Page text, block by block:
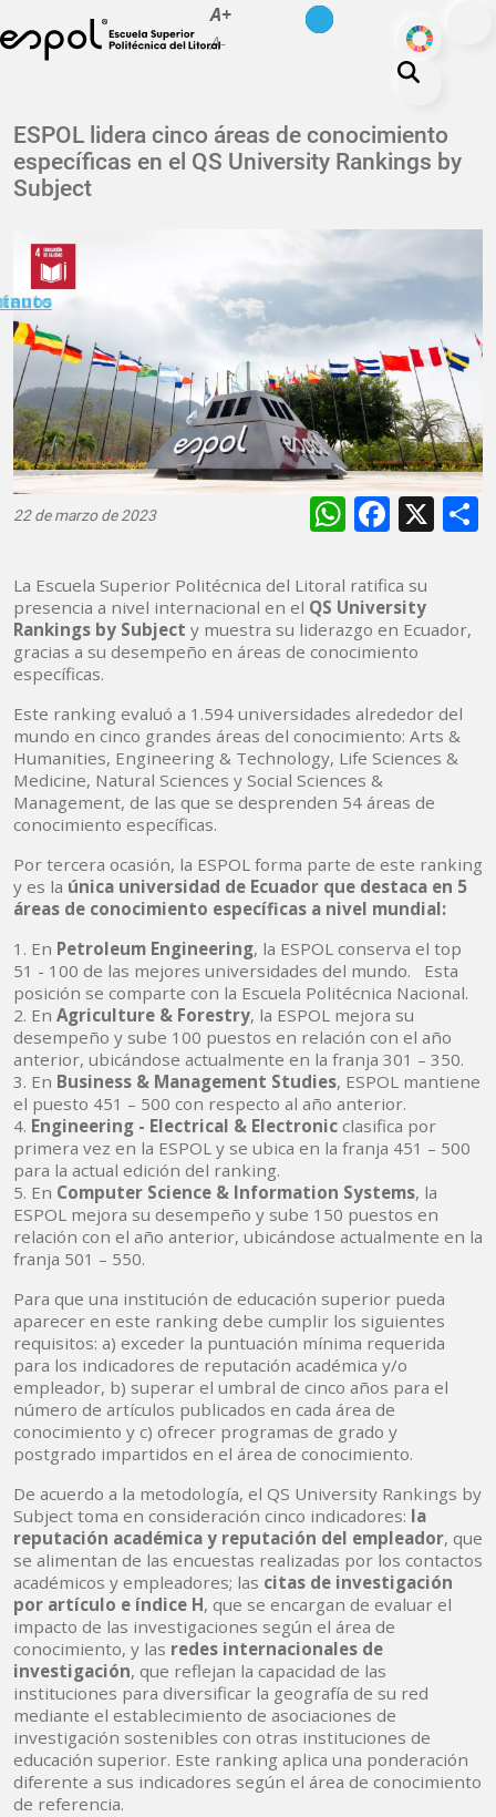
Pasar al contenido principal
A+
A-
ODS
La ESPOL
Educación
Vida politécnica
Investigación
Nuestra Huella
Transparencia
ESPOL lidera cinco áreas de conocimiento
específicas en el QS University Rankings by
Subject
22 de marzo de 2023 X
La Escuela Superior Politécnica del Litoral ratifica su
presencia a nivel internacional en el QS University
Rankings by Subject y muestra su liderazgo en Ecuador,
gracias a su desempeño en áreas de conocimiento
específicas.
Este ranking evaluó a 1.594 universidades alrededor del
mundo en cinco grandes áreas del conocimiento: Arts &
Humanities, Engineering & Technology, Life Sciences &
Medicine, Natural Sciences y Social Sciences &
Management, de las que se desprenden 54 áreas de
conocimiento específicas.
Por tercera ocasión, la ESPOL forma parte de este ranking
y es la única universidad de Ecuador que destaca en 5
áreas de conocimiento específicas a nivel mundial:
1. En Petroleum Engineering, la ESPOL conserva el top
51 - 100 de las mejores universidades del mundo. Esta
posición se comparte con la Escuela Politécnica Nacional.
2. En Agriculture & Forestry, la ESPOL mejora su
desempeño y sube 100 puestos en relación con el año
anterior, ubicándose actualmente en la franja 301 – 350.
3. En Business & Management Studies, ESPOL mantiene
el puesto 451 – 500 con respecto al año anterior.
4. Engineering - Electrical & Electronic clasifica por
primera vez en la ESPOL y se ubica en la franja 451 – 500
para la actual edición del ranking.
5. En Computer Science & Information Systems, la
ESPOL mejora su desempeño y sube 150 puestos en
relación con el año anterior, ubicándose actualmente en la
franja 501 – 550.
Para que una institución de educación superior pueda
aparecer en este ranking debe cumplir los siguientes
requisitos: a) exceder la puntuación mínima requerida
para los indicadores de reputación académica y/o
empleador, b) superar el umbral de cinco años para el
número de artículos publicados en cada área de
conocimiento y c) ofrecer programas de grado y
postgrado impartidos en el área de conocimiento.
De acuerdo a la metodología, el QS University Rankings by
Subject toma en consideración cinco indicadores: la
reputación académica y reputación del empleador, que
se alimentan de las encuestas realizadas por los contactos
académicos y empleadores; las citas de investigación
por artículo e índice H, que se encargan de evaluar el
impacto de las investigaciones según el área de
conocimiento, y las redes internacionales de
investigación, que reflejan la capacidad de las
instituciones para diversificar la geografía de su red
mediante el establecimiento de asociaciones de
investigación sostenibles con otras instituciones de
educación superior. Este ranking aplica una ponderación
diferente a sus indicadores según el área de conocimiento
de referencia.